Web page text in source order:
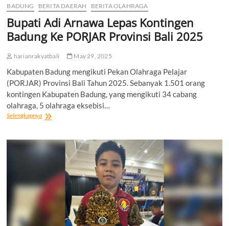
BADUNG BERITA DAERAH BERITA OLAHRAGA
Bupati Adi Arnawa Lepas Kontingen
Badung Ke PORJAR Provinsi Bali 2025
harianrakyatbali May 29, 2025
Kabupaten Badung mengikuti Pekan Olahraga Pelajar
(PORJAR) Provinsi Bali Tahun 2025. Sebanyak 1.501 orang
kontingen Kabupaten Badung, yang mengikuti 34 cabang
olahraga, 5 olahraga eksebisi…
SelengkapnyaBupati
Lepas
Kontingen
PORJAR
Provinsi